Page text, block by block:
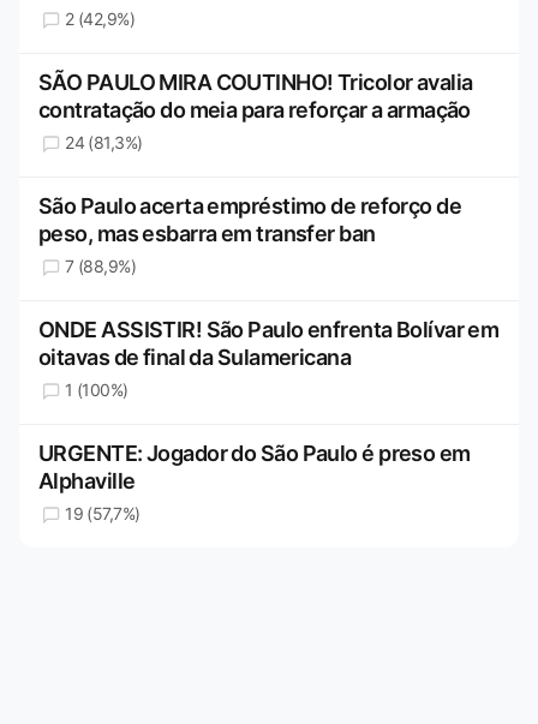
2 (42,9%)
SÃO PAULO MIRA COUTINHO! Tricolor avalia
contratação do meia para reforçar a armação
24 (81,3%)
São Paulo acerta empréstimo de reforço de
peso, mas esbarra em transfer ban
7 (88,9%)
ONDE ASSISTIR! São Paulo enfrenta Bolívar em
oitavas de final da Sulamericana
1 (100%)
URGENTE: Jogador do São Paulo é preso em
Alphaville
19 (57,7%)